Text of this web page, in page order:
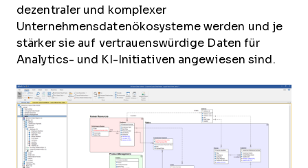
dezentraler und komplexer
Unternehmensdatenökosysteme werden und je
stärker sie auf vertrauenswürdige Daten für
Analytics- und KI-Initiativen angewiesen sind.